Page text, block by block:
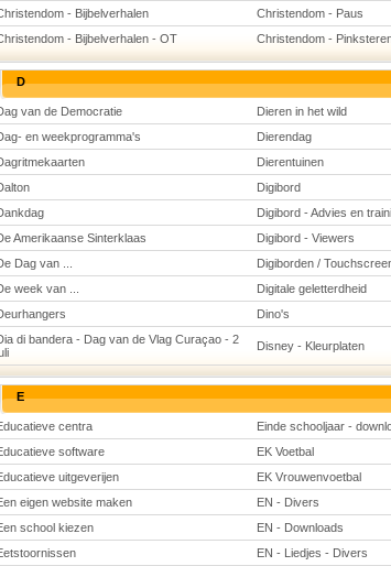
- Bijbelverhalen
Christendom - Paus
- Bijbelverhalen - OT
Christendom -
D
van de Democratie Dieren in het wild
en weekprogramma's
Dierendag
Dierentuinen
Digibord
Digibord - Advies en
Amerikaanse Sinterklaas
Digibord - Viewers
Dag van ...
Digiborden /
week van ...
Digitale geletterdheid
Dino's
di bandera - Dag van de Vlag Curaçao - 2
Disney - Kleurplaten
E
centra Einde schooljaar -
software
EK Voetbal
uitgeverijen
EK Vrouwenvoetbal
eigen website maken
EN - Divers
school kiezen
EN - Downloads
EN - Liedjes - Divers